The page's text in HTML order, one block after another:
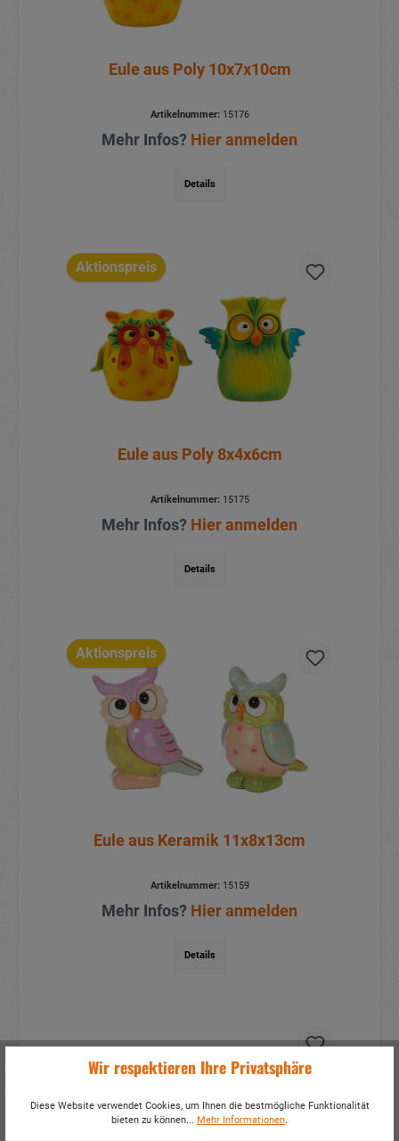
Eule aus Poly 10x7x10cm
Artikelnummer:15176
Mehr Infos? Hier anmelden
Details
Aktionspreis
Eule aus Poly 8x4x6cm
Artikelnummer:15175
Mehr Infos? Hier anmelden
Details
Aktionspreis
Eule aus Keramik 11x8x13cm
Artikelnummer:15159
Mehr Infos? Hier anmelden
Details
Wir respektieren Ihre Privatsphäre
Diese Website verwendet Cookies, um Ihnen die bestmögliche Funktionalität
bieten zu können... Mehr Informationen.